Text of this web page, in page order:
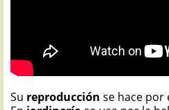
Su reproducción se hace por